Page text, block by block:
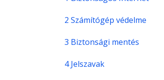
2 Számítógép védelme
3 Biztonsági mentés
4 Jelszavak